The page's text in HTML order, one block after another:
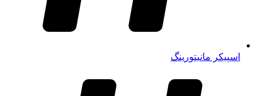
اسپیکر مانیتورینگ